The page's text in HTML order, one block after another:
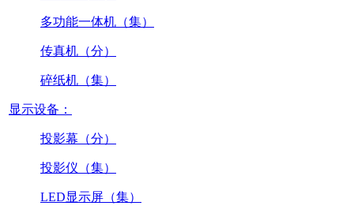
多功能一体机（集）
传真机（分）
碎纸机（集）
显示设备：
投影幕（分）
投影仪（集）
LED显示屏（集）